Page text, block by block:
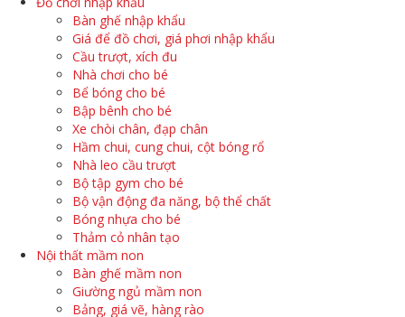
Bàn ghế nhập khẩu
Giá để đồ chơi, giá phơi nhập khẩu
Cầu trượt, xích đu
Nhà chơi cho bé
Bể bóng cho bé
Bập bênh cho bé
Xe chòi chân, đạp chân
Hầm chui, cung chui, cột bóng rổ
Nhà leo cầu trượt
Bộ tập gym cho bé
Bộ vận động đa năng, bộ thể chất
Bóng nhựa cho bé
Thảm cỏ nhân tạo
Nội thất mầm non
Bàn ghế mầm non
Giường ngủ mầm non
Bảng, giá vẽ, hàng rào